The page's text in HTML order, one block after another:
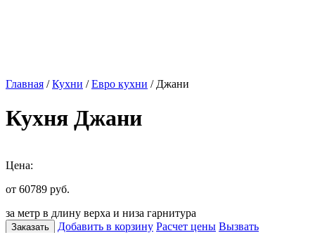
Главная /Кухни /Евро кухни / Джани
Кухня Джани
Цена:
от 60789 руб.
за метр в длину верха и низа гарнитура
Заказать Добавить в корзину Расчет цены Вызвать